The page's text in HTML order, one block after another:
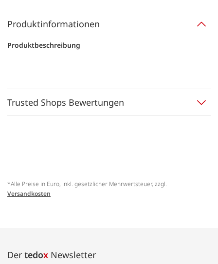
Produktinformationen
Produktbeschreibung
Trusted Shops Bewertungen
*Alle Preise in Euro, inkl. gesetzlicher Mehrwertsteuer, zzgl.
Versandkosten
Der tedox Newsletter